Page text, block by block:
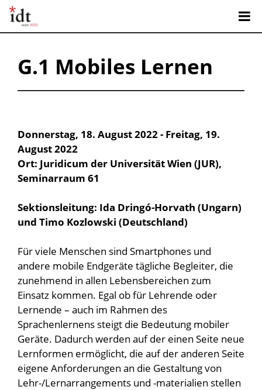
G.1 Mobiles Lernen
Donnerstag, 18. August 2022 - Freitag, 19.
August 2022
Ort: Juridicum der Universität Wien (JUR),
Seminarraum 61
Sektionsleitung: Ida Dringó-Horvath (Ungarn)
und Timo Kozlowski (Deutschland)
Für viele Menschen sind Smartphones und
andere mobile Endgeräte tägliche Begleiter, die
zunehmend in allen Lebensbereichen zum
Einsatz kommen. Egal ob für Lehrende oder
Lernende – auch im Rahmen des
Sprachenlernens steigt die Bedeutung mobiler
Geräte. Dadurch werden auf der einen Seite neue
Lernformen ermöglicht, die auf der anderen Seite
eigene Anforderungen an die Gestaltung von
Lehr-/Lernarrangements und -materialien stellen